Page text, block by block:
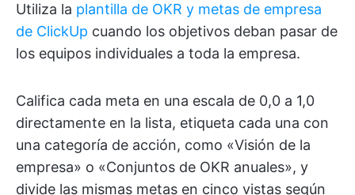
Utiliza la plantilla de OKR y metas de empresa
de ClickUp cuando los objetivos deban pasar de
los equipos individuales a toda la empresa.
Califica cada meta en una escala de 0,0 a 1,0
directamente en la lista, etiqueta cada una con
una categoría de acción, como «Visión de la
empresa» o «Conjuntos de OKR anuales», y
divide las mismas metas en cinco vistas según